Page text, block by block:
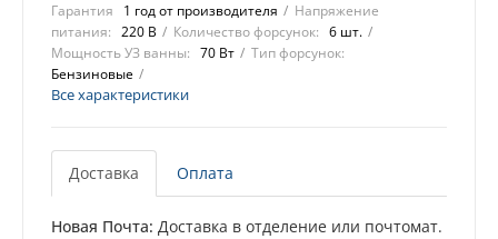
Гарантия 1 год от производителя
Напряжение
питания: 220 В Количество форсунок: 6 шт.
Мощность УЗ ванны: 70 Вт
Тип форсунок:
Бензиновые
Все характеристики
Доставка Оплата
Новая Почта: Доставка в отделение или почтомат.